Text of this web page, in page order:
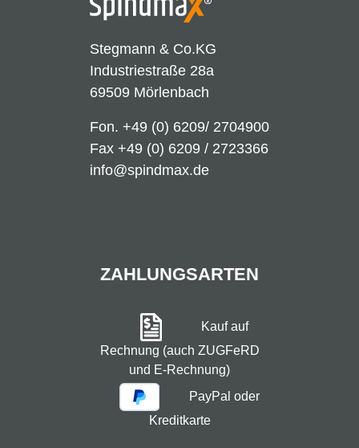
Stegmann & Co.KG
Industriestraße 28a
69509 Mörlenbach
Fon. +49 (0) 6209/ 2704900
Fax +49 (0) 6209 / 2723366
info@spindmax.de
ZAHLUNGSARTEN
Kauf auf
Rechnung (auch ZUGFeRD
und E-Rechnung)
PayPal oder
Kreditkarte